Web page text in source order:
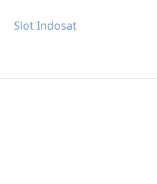
Slot Indosat